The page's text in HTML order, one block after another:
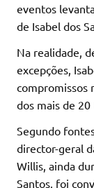
eventos
de Isabel dos
Na realidade,
excepções,
compromissos
dos mais de
Segundo
director-geral
Willis, ainda
Santos, foi